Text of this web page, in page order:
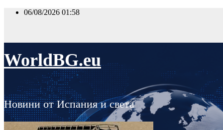
Skip
06/08/2026 01:58
WorldBG.eu
Новини от Испания и света